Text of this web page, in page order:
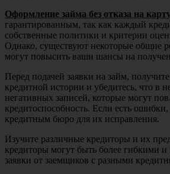
Оформление займа без отказа на
гарантированным, так как каждый
собственные политики и критерии
Однако, существуют некоторые общие
могут повысить ваши шансы на
Перед подачей заявки на займ,
кредитной истории и убедитесь, что в
негативных записей, которые могут
кредитоспособность. Если есть ошибки,
кредитным бюро для их исправления.
Изучите различные кредиторы и их
кредиторы могут быть более гибкими и
заявки от заемщиков с разными